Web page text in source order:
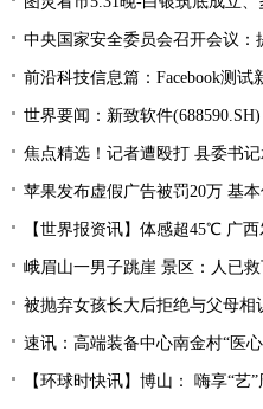
中央国家安全委员会召开会议：
前沿科技信息篇：Facebook测
世界要闻：新致软件(688590.SH)：公司上市后，企服行业始终保持
焦点精选！记者遭殴打 县委书
苹果发布虚假广告被罚20万 基
【世界报资讯】体感超45℃ 广
峨眉山一男子跳崖 景区：人已
被抛弃女孩长大后拒绝与父母相
速讯：高端装备中心南金村“医心向党、领航
【环球时快讯】博山： 嗨享“艺